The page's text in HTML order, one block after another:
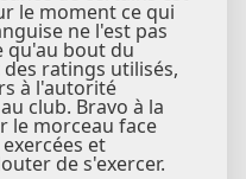
le moment ce qui
ne l'est pas
qu'au bout du
ratings utilisés,
à l'autorité
club. Bravo à la
le morceau face
et
de s'exercer.